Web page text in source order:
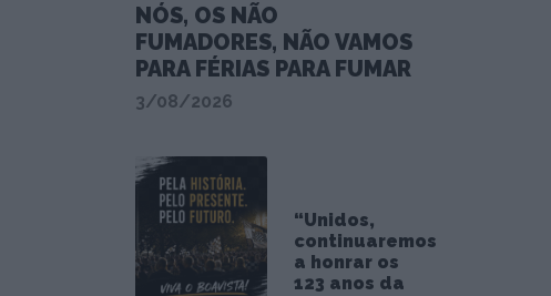
NÓS, OS NÃO
FUMADORES, NÃO VAMOS
PARA FÉRIAS PARA FUMAR
3/08/2026
“Unidos,
continuaremos
a honrar os
123 anos da